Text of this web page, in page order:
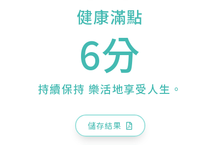
健康滿點
6分
持續保持 樂活地享受人生。
儲存結果